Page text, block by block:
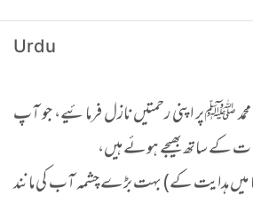
Urdu
ﷺ پر اپنی رحمتیں نازل فرمائیے، جو آپ
کے ساتھ بھیجے ہوئے ہیں،
ہدایت کے) بہت بڑے چشمہ آب کی مانند